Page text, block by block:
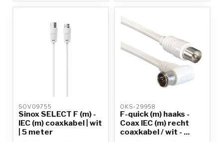
SOV09755
Sinox SELECT F (m) -
IEC (m) coaxkabel | wit
| 5 meter
OKS-29958
F-quick (m) haaks -
Coax IEC (m) recht
coaxkabel / wit - ...